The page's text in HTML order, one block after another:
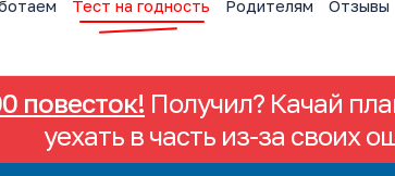
Тест на годность Родителям Отзывы
повесток! Получил? Качай
уехать в часть из-за своих